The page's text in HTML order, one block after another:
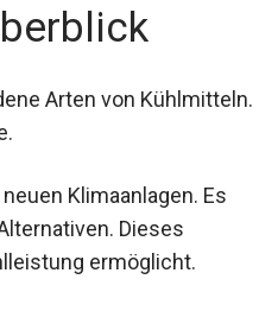
Arten von Kühlmitteln.
Klimaanlagen. Es
Dieses
ermöglicht.